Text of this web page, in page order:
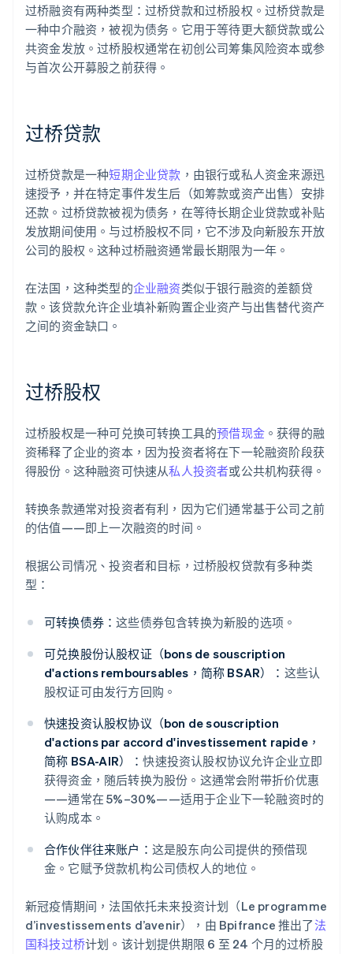
过桥融资有两种类型：过桥贷款和过桥股权。过桥贷款是
一种中介融资，被视为债务。它用于等待更大额贷款或公
共资金发放。过桥股权通常在初创公司筹集风险资本或参
与首次公开募股之前获得。
过桥贷款
过桥贷款是一种短期企业贷款 ，由银行或私人资金来源迅
速授予，并在特定事件发生后（如筹款或资产出售）安排
还款。过桥贷款被视为债务，在等待长期企业贷款或补贴
发放期间使用。与过桥股权不同，它不涉及向新股东开放
公司的股权。这种过桥融资通常最长期限为一年。
在法国，这种类型的企业融资类似于银行融资的差额贷
款。该贷款允许企业填补新购置企业资产与出售替代资产
之间的资金缺口。
过桥股权
过桥股权是一种可兑换可转换工具的预借现金 。获得的融
资稀释了企业的资本，因为投资者将在下一轮融资阶段获
得股份。这种融资可快速从私人投资者或公共机构获得。
转换条款通常对投资者有利，因为它们通常基于公司之前
的估值——即上一次融资的时间。
根据公司情况、投资者和目标，过桥股权贷款有多种类
型：
可转换债券：这些债券包含转换为新股的选项。
可兑换股份认股权证（bons de souscription
d'actions remboursables，简称 BSAR）： 这些认
股权证可由发行方回购。
快速投资认股权协议（bon de souscription
d'actions par accord d'investissement rapide，
简称 BSA-AIR）：快速投资认股权协议允许企业立即
获得资金，随后转换为股份。这通常会附带折价优惠
——通常在 5%–30%——适用于企业下一轮融资时的
认购成本。
合作伙伴往来账户： 这是股东向公司提供的预借现
金。它赋予贷款机构公司债权人的地位。
新冠疫情期间，法国依托未来投资计划（Le programme
d’investissements d’avenir），由 Bpifrance 推出了 法
国科技过桥计划。该计划提供期限 6 至 24 个月的过桥股